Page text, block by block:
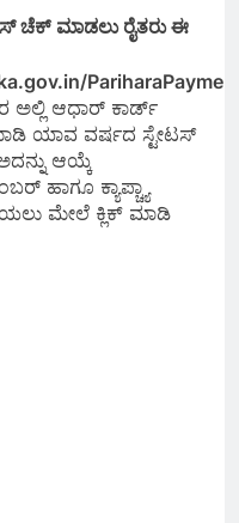
ಚೆಕ್ ಮಾಡಲು ರೈತರು ಈ
ಅಲ್ಲಿ ಆಧಾರ್ ಕಾರ್ಡ್
ಯಾವ ವರ್ಷದ ಸ್ಟೇಟಸ್
ಆಯ್ಕೆ
ಹಾಗೂ ಕ್ಯಾಪ್ಚ್ಯಾ
ಮೇಲೆ ಕ್ಲಿಕ್ ಮಾಡಿ